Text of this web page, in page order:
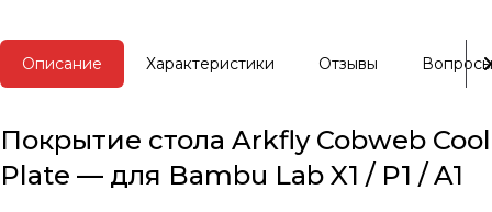
Описание Характеристики Отзывы
Покрытие стола Arkfly Cobweb Cool
Plate — для Bambu Lab X1 / P1 / A1